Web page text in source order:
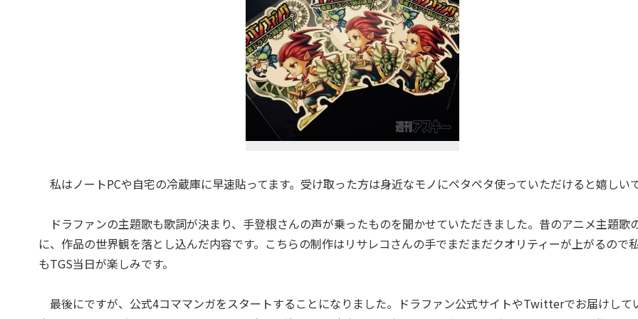
私はノートPCや自宅の冷蔵庫に早速貼ってます。受け取った方は身近なモノにペタペタ使っていただけると嬉しいで
ドラファンの主題歌も歌詞が決まり、手登根さんの声が乗ったものを聞かせていただきました。昔のアニメ主題歌
に、作品の世界観を落とし込んだ内容です。こちらの制作はリサレコさんの手でまだまだクオリティーが上がるので
もTGS当日が楽しみです。
最後にですが、公式4コママンガをスタートすることになりました。ドラファン公式サイトやTwitterでお届けして